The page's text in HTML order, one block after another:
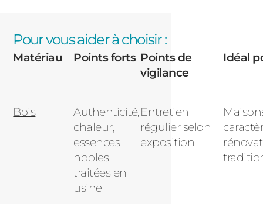
Pour vous aider à choisir :
Matériau Points forts Points de
vigilance
Idéal
Bois
Authenticité,
chaleur,
essences
nobles
traitées en
usine
Entretien
régulier selon
exposition